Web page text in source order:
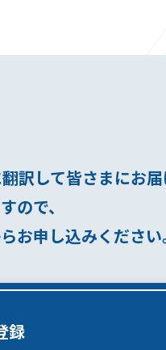
して皆さまにお届
ので、
お申し込みください
録